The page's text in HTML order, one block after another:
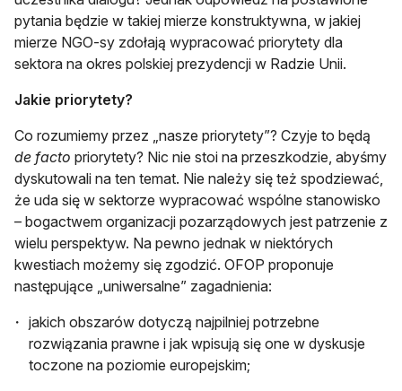
pytania będzie w takiej mierze konstruktywna, w jakiej
mierze NGO-sy zdołają wypracować priorytety dla
sektora na okres polskiej prezydencji w Radzie Unii.
Jakie priorytety?
Co rozumiemy przez „nasze priorytety”? Czyje to będą
de facto priorytety? Nic nie stoi na przeszkodzie, abyśmy
dyskutowali na ten temat. Nie należy się też spodziewać,
że uda się w sektorze wypracować wspólne stanowisko
– bogactwem organizacji pozarządowych jest patrzenie z
wielu perspektyw. Na pewno jednak w niektórych
kwestiach możemy się zgodzić. OFOP proponuje
następujące „uniwersalne” zagadnienia:
jakich obszarów dotyczą najpilniej potrzebne
rozwiązania prawne i jak wpisują się one w dyskusje
toczone na poziomie europejskim;